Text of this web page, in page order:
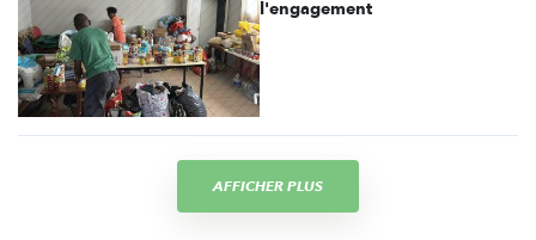
l'engagement
AFFICHER PLUS